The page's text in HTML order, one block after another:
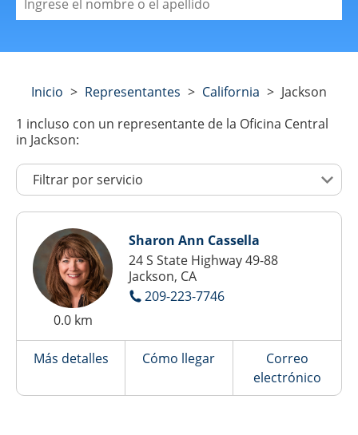
Inicio > Representantes > California > Jackson
1 incluso con un representante de la Oficina Central
in Jackson:
0.0 km
Sharon Ann Cassella
24 S State Highway 49-88
Jackson, CA
209-223-7746
Más detalles Cómo llegar
Correo
electrónico